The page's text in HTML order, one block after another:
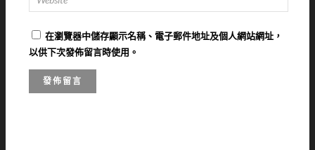
在瀏覽器中儲存顯示名稱、電子郵件地址及個人網站網址，
以供下次發佈留言時使用。